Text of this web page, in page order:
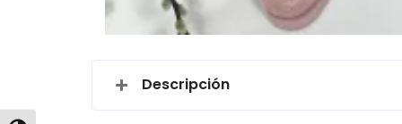
Descripción